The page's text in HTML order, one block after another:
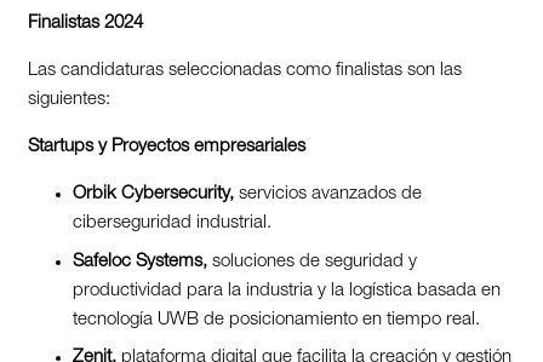
Finalistas 2024
Las candidaturas seleccionadas como finalistas son las
siguientes:
Startups y Proyectos empresariales
Orbik Cybersecurity, servicios avanzados de
ciberseguridad industrial.
Safeloc Systems, soluciones de seguridad y
productividad para la industria y la logística basada en
tecnología UWB de posicionamiento en tiempo real.
Zenit, plataforma digital que facilita la creación y gestión